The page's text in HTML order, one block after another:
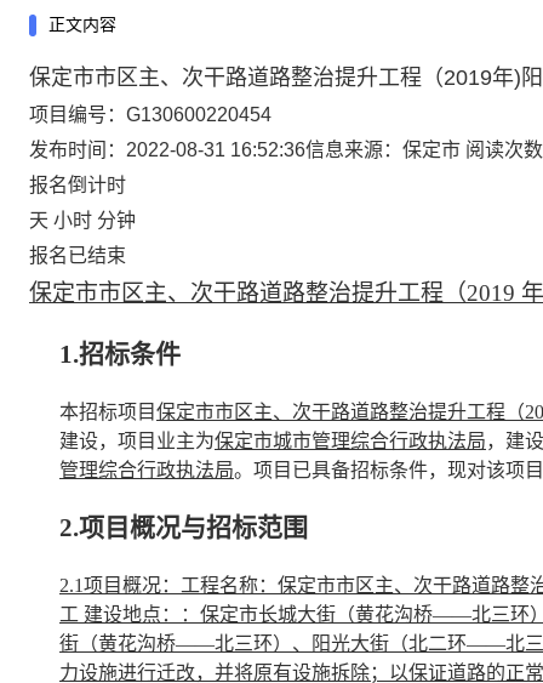
正文内容
保定市市区主、次干路道路整治提升工程（2019年)
项目编号： G130600220454
发布时间：2022-08-31 16:52:36信息来源： 保定市 阅读次
报名倒计时
天 小时 分钟
报名已结束
保定市市区主、次干路道路整治提升工程（2019
1.招标条件
本招标项目保定市市区主、次干路道路整治提升工程（
建设，项目业主为保定市城市管理综合行政执法局，建
管理综合行政执法局。项目已具备招标条件，现对该项
2.项目概况与招标范围
2.1项目概况：工程名称：保定市市区主、次干路道路
工 建设地点：：保定市长城大街（黄花沟桥——北三
街（黄花沟桥——北三环）、阳光大街（北二环——北三
力设施进行迁改，并将原有设施拆除；以保证道路的正